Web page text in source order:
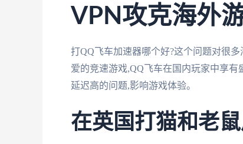
VPN攻克海外
打QQ飞车加速器哪个好?这个问题对很
爱的竞速游戏,QQ飞车在国内玩家中享有
延迟高的问题,影响游戏体验。
在英国打猫和老